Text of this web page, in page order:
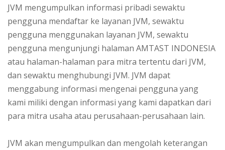
JVM mengumpulkan informasi pribadi sewaktu
pengguna mendaftar ke layanan JVM, sewaktu
pengguna menggunakan layanan JVM, sewaktu
pengguna mengunjungi halaman AMTAST INDONESIA
atau halaman-halaman para mitra tertentu dari JVM,
dan sewaktu menghubungi JVM. JVM dapat
menggabung informasi mengenai pengguna yang
kami miliki dengan informasi yang kami dapatkan dari
para mitra usaha atau perusahaan-perusahaan lain.
JVM akan mengumpulkan dan mengolah keterangan